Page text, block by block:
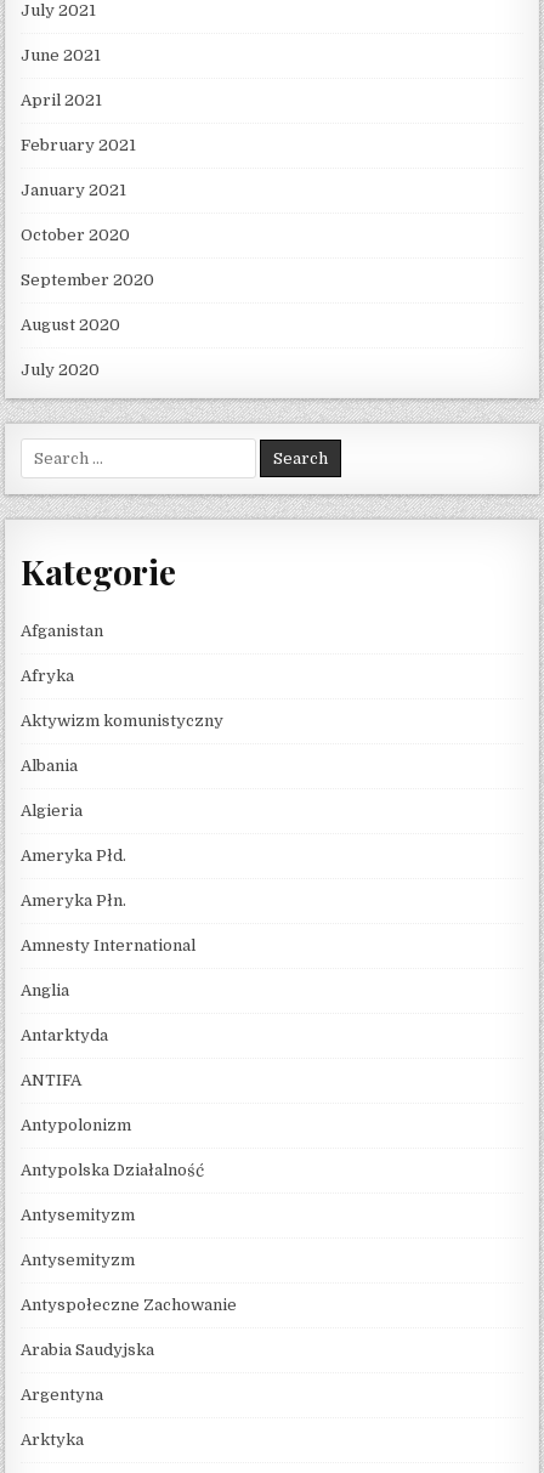
July 2021
June 2021
April 2021
February 2021
January 2021
October 2020
September 2020
August 2020
July 2020
Search for:
Kategorie
Afganistan
Afryka
Aktywizm komunistyczny
Albania
Algieria
Ameryka Płd.
Ameryka Płn.
Amnesty International
Anglia
Antarktyda
ANTIFA
Antypolonizm
Antypolska Działalność
Antysemityzm
Antysemityzm
Antyspołeczne Zachowanie
Arabia Saudyjska
Argentyna
Arktyka